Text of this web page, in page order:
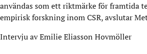
användas som ett riktmärke för framtida
empirisk forskning inom CSR, avslutar
Intervju av Emilie Eliasson Hovmöller